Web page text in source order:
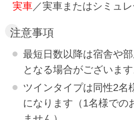
実車／実車またはシミュ
注意事項
最短日数以降は宿舎や
となる場合がございます
ツインタイプは同性2名
になります（1名様での